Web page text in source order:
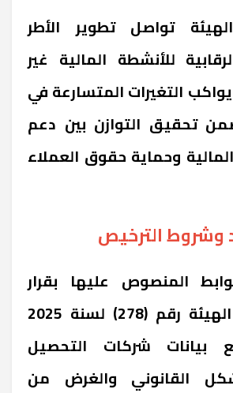
تواصل تطوير الأطر
للأنشطة المالية غير
التغيرات المتسارعة في
تحقيق التوازن بين دعم
وحماية حقوق العملاء
وشروط الترخيص
المنصوص عليها بقرار
مجلس إدارة الهيئة رقم (278) لسنة 2025
بيانات شركات التحصيل
القانوني والغرض من